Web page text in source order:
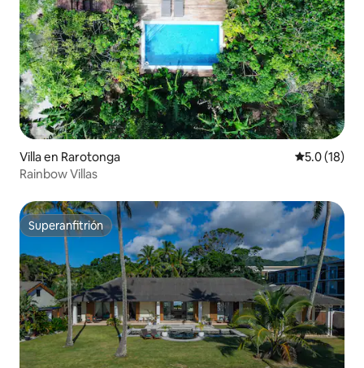
Villa en Rarotonga Calificación
5.0 (18)
Rainbow Villas
Superanfitrión
Superanfitrión